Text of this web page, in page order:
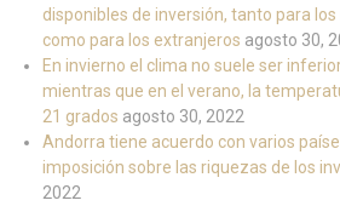
disponibles de inversión, tanto para
como para los extranjeros agosto 30,
En invierno el clima no suele ser
mientras que en el verano, la
21 grados agosto 30, 2022
Andorra tiene acuerdo con varios
imposición sobre las riquezas de los
2022